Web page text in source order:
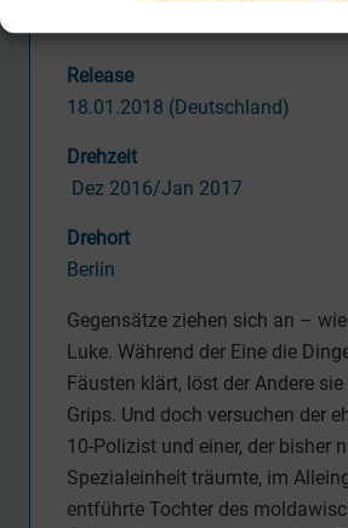
Release
18.01.2018 (Deutschland)
Drehzeit
Dez 2016/Jan 2017
Drehort
Berlin
Gegensätze ziehen sich an –
Luke. Während der Eine die
Fäusten klärt, löst der Andere
Grips. Und doch versuchen der
10-Polizist und einer, der bisher
Spezialeinheit träumte, im
entführte Tochter des